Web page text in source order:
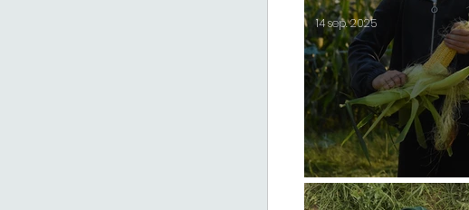
Säsongsavslutning
14 sep. 2025